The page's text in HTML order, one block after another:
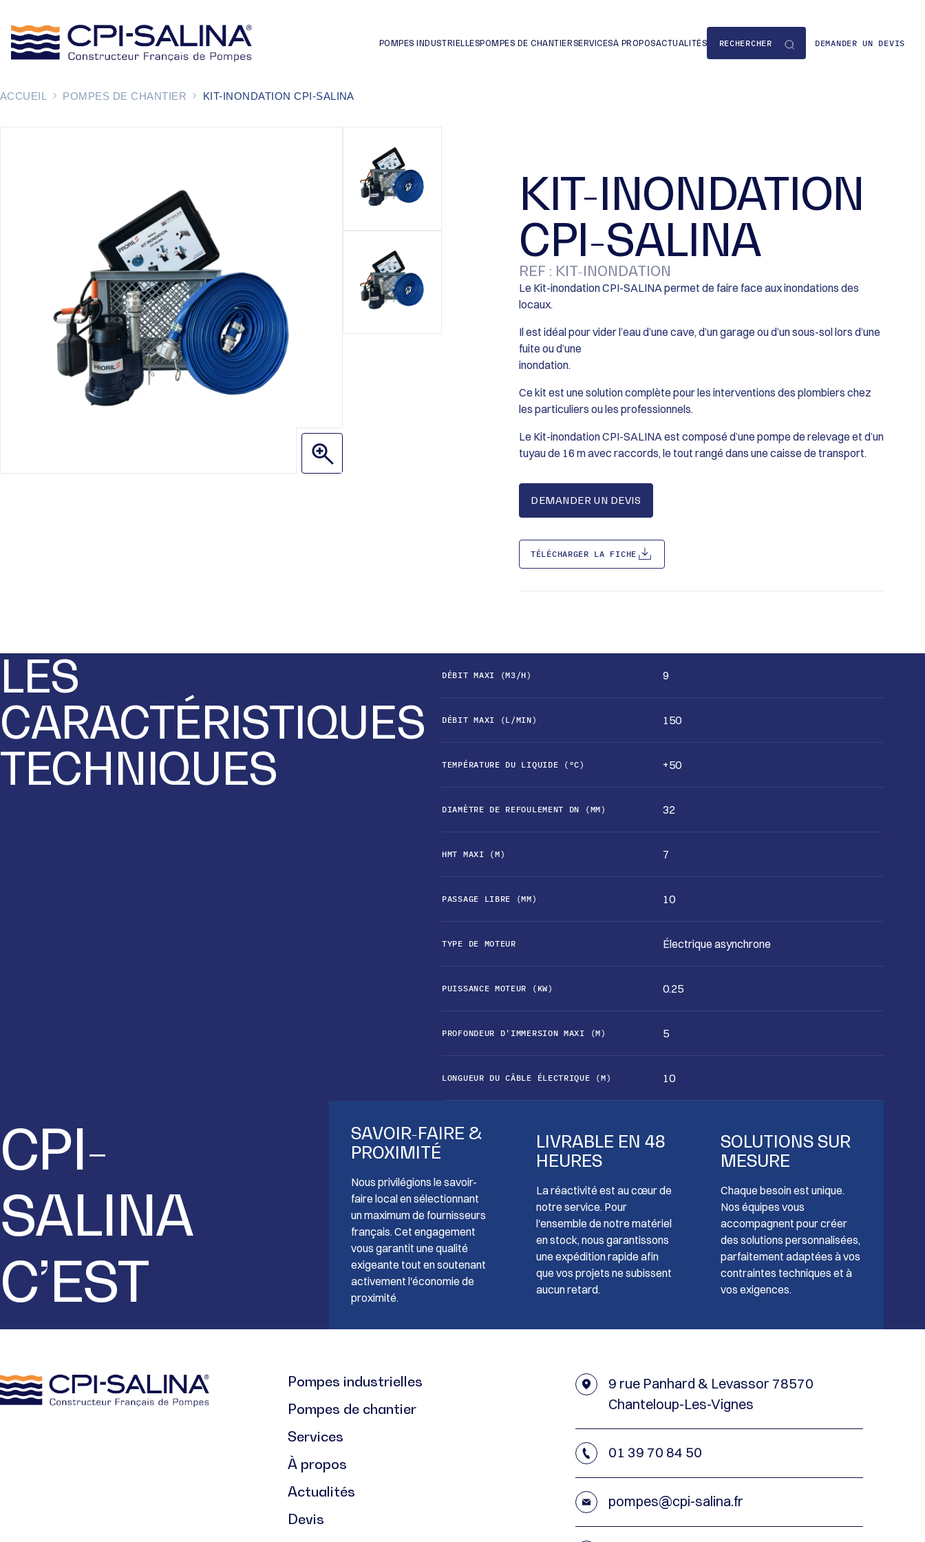
POMPES INDUSTRIELLESPOMPES DE CHANTIERSERVICESÀ PROPOSACTUALITÉS DEMANDER UN DEVIS
ACCUEIL POMPES DE CHANTIER KIT-INONDATION CPI-SALINA
KIT-INONDATION
CPI-SALINA
REF : KIT-INONDATION
Le Kit-inondation CPI-SALINA permet de faire face aux inondations des
locaux.
Il est idéal pour vider l’eau d’une cave, d’un garage ou d’un sous-sol lors d’une
fuite ou d’une
inondation.
Ce kit est une solution complète pour les interventions des plombiers chez
les particuliers ou les professionnels.
Le Kit-inondation CPI-SALINA est composé d’une pompe de relevage et d’un
tuyau de 16 m avec raccords, le tout rangé dans une caisse de transport.
DEMANDER UN DEVIS
TÉLÉCHARGER LA FICHE
LES
CARACTÉRISTIQUES
TECHNIQUES
DÉBIT MAXI (M3/H) 9
DÉBIT MAXI (L/MIN) 150
TEMPÉRATURE DU LIQUIDE (°C) +50
DIAMÈTRE DE REFOULEMENT DN (MM) 32
HMT MAXI (M) 7
PASSAGE LIBRE (MM) 10
TYPE DE MOTEUR Électrique asynchrone
PUISSANCE MOTEUR (KW) 0.25
PROFONDEUR D'IMMERSION MAXI (M) 5
LONGUEUR DU CÂBLE ÉLECTRIQUE (M) 10
CPI-
SALINA
C’EST
SAVOIR-FAIRE &
PROXIMITÉ
Nous privilégions le savoir-
faire local en sélectionnant
un maximum de fournisseurs
français. Cet engagement
vous garantit une qualité
exigeante tout en soutenant
activement l'économie de
proximité.
LIVRABLE EN 48
HEURES
La réactivité est au cœur de
notre service. Pour
l'ensemble de notre matériel
en stock, nous garantissons
une expédition rapide afin
que vos projets ne subissent
aucun retard.
SOLUTIONS SUR
MESURE
Chaque besoin est unique.
Nos équipes vous
accompagnent pour créer
des solutions personnalisées,
parfaitement adaptées à vos
contraintes techniques et à
vos exigences.
Pompes industrielles
Pompes de chantier
Services
À propos
Actualités
Devis
9 rue Panhard & Levassor 78570
Chanteloup-Les-Vignes
01 39 70 84 50
pompes@cpi-salina.fr